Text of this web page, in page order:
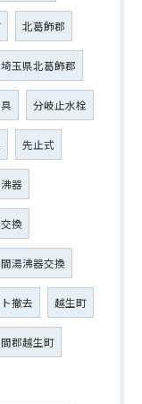
北葛飾郡
埼玉県北葛飾郡
分岐止水栓
先止式
器
換
湯沸器交換
撤去 越生町
郡越生町